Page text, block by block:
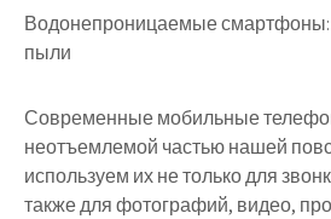
Водонепроницаемые смартфоны:
пыли
Современные мобильные
неотъемлемой частью нашей
используем их не только для
также для фотографий, видео,